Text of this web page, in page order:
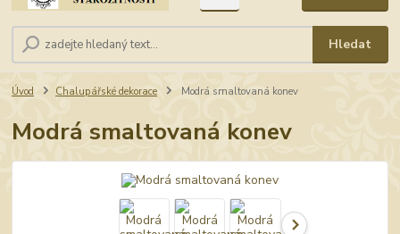
Hledat
Úvod Chalupářské dekorace Modrá smaltovaná konev
Modrá smaltovaná konev